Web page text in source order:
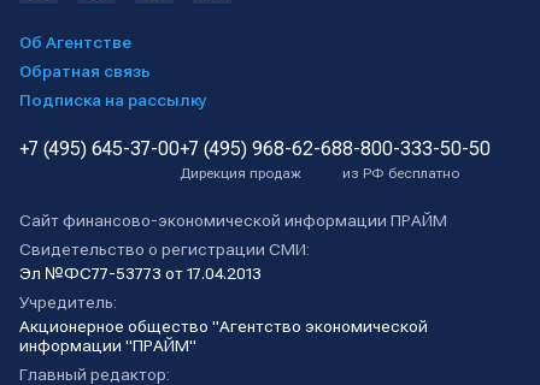
Об Агентстве
Обратная связь
Подписка на рассылку
+7 (495) 645-37-00+7 (495) 968-62-68
Дирекция продаж
8-800-333-50-50
из РФ бесплатно
Сайт финансово-экономической информации ПРАЙМ
Свидетельство о регистрации СМИ:
Эл №ФС77-53773 от 17.04.2013
Учредитель:
Акционерное общество "Агентство экономической
информации "ПРАЙМ"
Главный редактор: